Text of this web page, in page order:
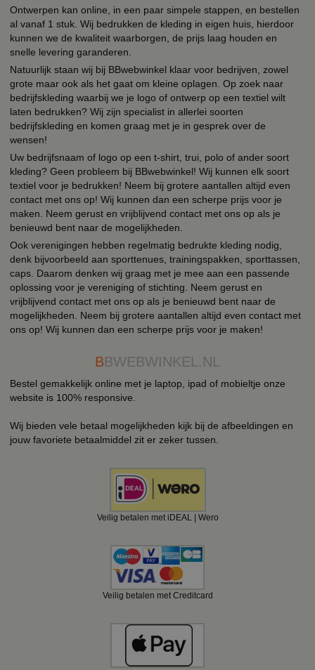
Ontwerpen kan online, in een paar simpele stappen, en bestellen
al vanaf 1 stuk. Wij bedrukken de kleding in eigen huis, hierdoor
kunnen we de kwaliteit waarborgen, de prijs laag houden en
snelle levering garanderen.
Natuurlijk staan wij bij BBwebwinkel klaar voor bedrijven, zowel
grote maar ook als het gaat om kleine oplagen. Op zoek naar
bedrijfskleding waarbij we je logo of ontwerp op een textiel wilt
laten bedrukken? Wij zijn specialist in allerlei soorten
bedrijfskleding en komen graag met je in gesprek over de
wensen!
Uw bedrijfsnaam of logo op een t-shirt, trui, polo of ander soort
kleding? Geen probleem bij BBwebwinkel! Wij kunnen elk soort
textiel voor je bedrukken! Neem bij grotere aantallen altijd even
contact met ons op! Wij kunnen dan een scherpe prijs voor je
maken. Neem gerust en vrijblijvend contact met ons op als je
benieuwd bent naar de mogelijkheden.
Ook verenigingen hebben regelmatig bedrukte kleding nodig,
denk bijvoorbeeld aan sporttenues, trainingspakken, sporttassen,
caps. Daarom denken wij graag met je mee aan een passende
oplossing voor je vereniging of stichting. Neem gerust en
vrijblijvend contact met ons op als je benieuwd bent naar de
mogelijkheden. Neem bij grotere aantallen altijd even contact met
ons op! Wij kunnen dan een scherpe prijs voor je maken!
BBWEBWINKEL.NL
Bestel gemakkelijk online met je laptop, ipad of mobieltje onze
website is 100% responsive.
Wij bieden vele betaal mogelijkheden kijk bij de afbeeldingen en
jouw favoriete betaalmiddel zit er zeker tussen.
Veilig betalen met iDEAL | Wero
Veilig betalen met Creditcard